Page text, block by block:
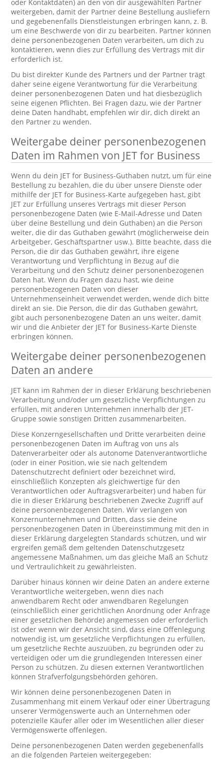
oder Kontaktdaten) an den von dir ausgewählten Partner
weitergeben, damit der Partner deine Bestellung ausliefern
und gegebenenfalls Dienstleistungen erbringen kann, z. B.
um eine Beschwerde von dir zu bearbeiten. Partner können
deine personenbezogenen Daten verarbeiten, um dich zu
kontaktieren, wenn dies zur Erfüllung des Vertrags mit dir
erforderlich ist.
Du bist direkter Kunde des Partners und der Partner trägt
daher seine eigene Verantwortung für die Verarbeitung
deiner personenbezogenen Daten und hat diesbezüglich
seine eigenen Pflichten. Bei Fragen dazu, wie der Partner
deine Daten handhabt, empfehlen wir dir, dich direkt an
den Partner zu wenden.
Weitergabe deiner personenbezogenen
Daten im Rahmen von JET for Business
Wenn du dein JET for Business-Guthaben nutzt, um für eine
Bestellung zu bezahlen, die du über unsere Dienste oder
mithilfe der JET for Business-Karte aufgegeben hast, gibt
JET zur Erfüllung unseres Vertrags mit dieser Person
personenbezogene Daten (wie E-Mail-Adresse und Daten
über deine Bestellung und dein Guthaben) an die Person
weiter, die dir das Guthaben gewährt (möglicherweise dein
Arbeitgeber, Geschäftspartner usw.). Bitte beachte, dass die
Person, die dir das Guthaben gewährt, ihre eigene
Verantwortung und Verpflichtung in Bezug auf die
Verarbeitung und den Schutz deiner personenbezogenen
Daten hat. Wenn du Fragen dazu hast, wie deine
personenbezogenen Daten von dieser
Unternehmenseinheit verwendet werden, wende dich bitte
direkt an sie. Die Person, die dir das Guthaben gewährt,
gibt auch personenbezogene Daten an uns weiter, damit
wir und die Anbieter der JET for Business-Karte Dienste
erbringen können.
Weitergabe deiner personenbezogenen
Daten an andere
JET kann im Rahmen der in dieser Erklärung beschriebenen
Verarbeitung und/oder um gesetzliche Verpflichtungen zu
erfüllen, mit anderen Unternehmen innerhalb der JET-
Gruppe sowie sonstigen Dritten zusammenarbeiten.
Diese Konzerngesellschaften und Dritte verarbeiten deine
personenbezogenen Daten im Auftrag von uns als
Datenverarbeiter oder als autonome Datenverantwortliche
(oder in einer Position, wie sie nach geltendem
Datenschutzrecht definiert oder bezeichnet wird,
einschließlich Konzepten als gleichwertige für den
Verantwortlichen oder Auftragsverarbeiter) und haben für
die in dieser Erklärung beschriebenen Zwecke Zugriff auf
deine personenbezogenen Daten. Wir verlangen von
Konzernunternehmen und Dritten, dass sie deine
personenbezogenen Daten in Übereinstimmung mit den in
dieser Erklärung dargelegten Standards schützen, und wir
ergreifen gemäß dem geltenden Datenschutzgesetz
angemessene Maßnahmen, um das gleiche Maß an Schutz
und Vertraulichkeit zu gewährleisten.
Darüber hinaus können wir deine Daten an andere externe
Verantwortliche weitergeben, wenn dies nach
anwendbarem Recht oder anwendbaren Regelungen
(einschließlich einer gerichtlichen Anordnung oder Anfrage
einer gesetzlichen Behörde) angemessen oder erforderlich
ist oder wenn wir der Ansicht sind, dass eine Offenlegung
notwendig ist, um gesetzliche Verpflichtungen zu erfüllen,
um gesetzliche Rechte auszuüben, zu begründen oder zu
verteidigen oder um die grundlegenden Interessen einer
Person zu schützen. Zu diesen externen Verantwortlichen
können Strafverfolgungsbehörden gehören.
Wir können deine personenbezogenen Daten in
Zusammenhang mit einem Verkauf oder einer Übertragung
unserer Vermögenswerte auch an Unternehmen oder
potenzielle Käufer aller oder im Wesentlichen aller dieser
Vermögenswerte offenlegen.
Deine personenbezogenen Daten werden gegebenenfalls
an die folgenden Parteien weitergegeben: